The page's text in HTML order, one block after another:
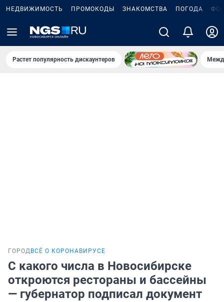
НЕДВИЖИМОСТЬ ПРОМОКОДЫ ЗНАКОМСТВА ПОГОДА
Растет популярность дискаунтеров
ГОРОД ВСЁ О КОРОНАВИРУСЕ
С какого числа в Новосибирске
откроются рестораны и бассейны
— губернатор подписал документ